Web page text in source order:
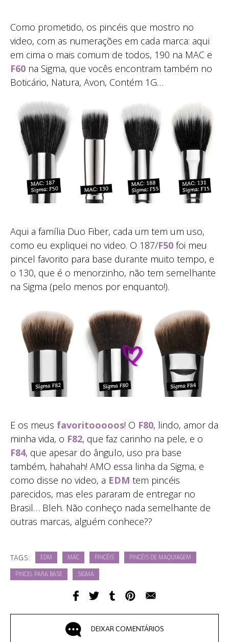
Como prometido, os pincéis que mostro no
video, com as numerações em cada marca: aqui
em cima o mais comum de todos, 190 na MAC e
F60 na Sigma, que vocês encontram também no
Boticário, Natura, Avon, Contém 1G…
Aqui a família Duo Fiber, cada um tem um uso,
como eu expliquei no video. O 187/F50 foi meu
pincel favorito para base durante muito tempo, e
o 130, que é o menorzinho, não tem semelhante
na Sigma (pelo menos por enquanto!).
E os meus favoritooooos! O F80, lindo, amor da
minha vida, o F82, que faz carinho na pele, e o
F84, que apesar do ângulo, uso pra base
também, hahahah! AMO essa linha da Sigma, e
como disse no video, a EDM tem pincéis
parecidos, mas eles pararam de entregar no
Brasil… Bleh. Não conheço nada semelhante de
outras marcas, alguém conhece??
TAGS: EDM MAC PINCÉIS PINCÉIS DE MAQUIAGEM
PINCEL PARA BASE SIGMA
DEIXAR COMENTÁRIOS